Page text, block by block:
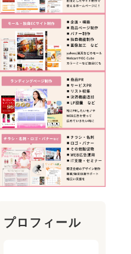
プロフィール